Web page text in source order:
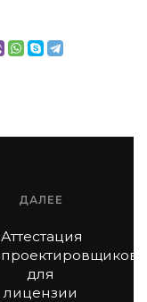
ДАЛЕЕ
Аттестация
проектировщиков
для
лицензии